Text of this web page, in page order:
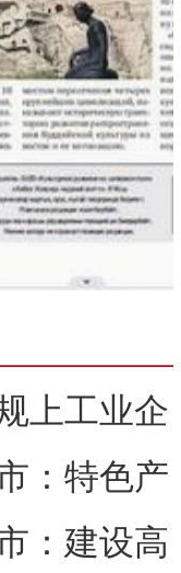
上工业企
：特色产
就乡村振
：建设高